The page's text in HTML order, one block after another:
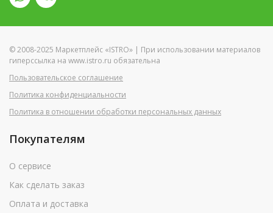
© 2008-2025 Маркетплейс «ISTRO» | При использовании материалов
гиперссылка на www.istro.ru обязательна
Пользовательское соглашение
Политика конфиденциальности
Политика в отношении обработки персональных данных
Покупателям
О сервисе
Как сделать заказ
Оплата и доставка